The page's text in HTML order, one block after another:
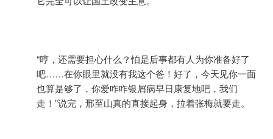
“哼，还需要担心什么？怕是后事都有人为你准备好了
吧……在你眼里就没有我这个爸！好了，今天见你一面
也算是够了，你爱咋咋银屑病早日康复地吧，我们
走！”说完，邢至山真的直接起身，拉着张梅就要走。